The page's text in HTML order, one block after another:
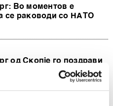
Во моментов е
се раководи со НАТО
од Скопје го поздрави
меѓу Израел и Хамас